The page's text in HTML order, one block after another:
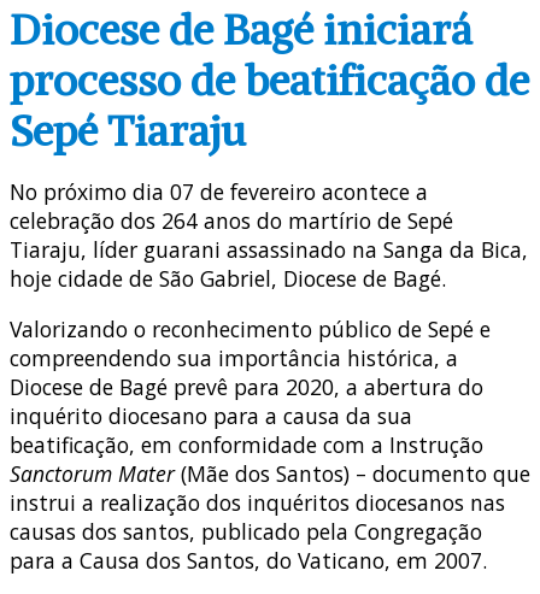
Diocese de Bagé iniciará
processo de beatificação de
Sepé Tiaraju
No próximo dia 07 de fevereiro acontece a
celebração dos 264 anos do martírio de Sepé
Tiaraju, líder guarani assassinado na Sanga da Bica,
hoje cidade de São Gabriel, Diocese de Bagé.
Valorizando o reconhecimento público de Sepé e
compreendendo sua importância histórica, a
Diocese de Bagé prevê para 2020, a abertura do
inquérito diocesano para a causa da sua
beatificação, em conformidade com a Instrução
Sanctorum Mater(Mãe dos Santos) – documento que
instrui a realização dos inquéritos diocesanos nas
causas dos santos, publicado pela Congregação
para a Causa dos Santos, do Vaticano, em 2007.